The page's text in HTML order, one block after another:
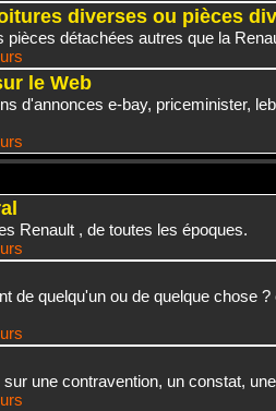
diverses ou pièces
pièces détachées autres que la
le Web
d'annonces e-bay, priceminister,
Renault , de toutes les époques.
de quelqu'un ou de quelque chose
une contravention, un constat,